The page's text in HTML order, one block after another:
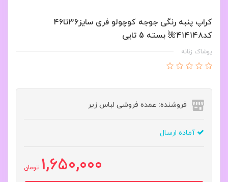
کراپ پنبه رنگی جوجه کوچولو فری سایز۳۶تا۴۶
کد۴۱۴۱۴۸🌺 بسته 5 تایی
پوشاک زنانه
فروشنده: عمده فروشی لباس زیر
آماده ارسال
1,650,000 تومان